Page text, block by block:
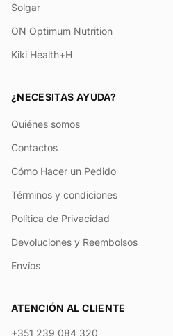
Solgar
ON Optimum Nutrition
Kiki Health+H
¿NECESITAS AYUDA?
Quiénes somos
Contactos
Cómo Hacer un Pedido
Términos y condiciones
Política de Privacidad
Devoluciones y Reembolsos
Envíos
ATENCIÓN AL CLIENTE
+351 239 084 320